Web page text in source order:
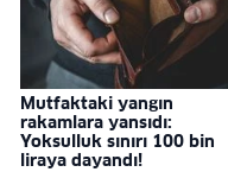
Mutfaktaki yangın
rakamlara yansıdı:
Yoksulluk sınırı 100 bin
liraya dayandı!